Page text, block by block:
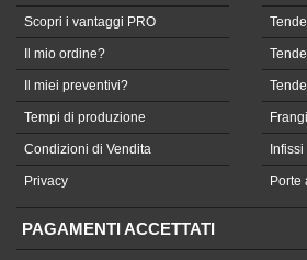
Scopri i vantaggi PRO
Il mio ordine?
Il miei preventivi?
Tempi di produzione
Condizioni di Vendita
Privacy Porte
PAGAMENTI ACCETTATI